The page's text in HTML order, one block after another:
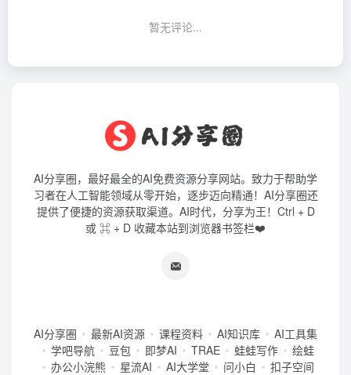
暂无评论...
AI分享圈，最好最全的AI免费资源分享网站。致力于帮助学
习者在人工智能领域从零开始，逐步迈向精通！AI分享圈还
提供了便捷的资源获取渠道。AI时代，分享为王！Ctrl + D
或 ⌘ + D 收藏本站到浏览器书签栏❤️
AI分享圈 最新AI资源 课程资料 AI知识库
AI工具集
学吧导航
豆包 即梦AI TRAE 蛙蛙写作
绘蛙
办公小浣熊
星流AI AI大学堂 问小白 扣子空间